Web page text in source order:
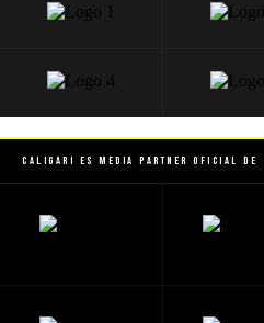
Caligari es Media Partner Oficial de